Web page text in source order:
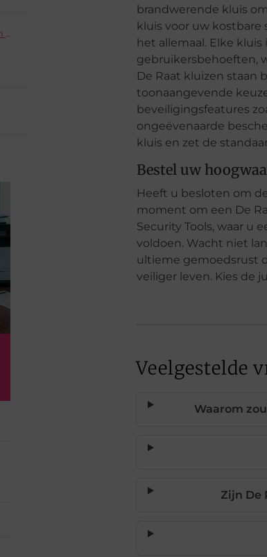
brandwerende kluis
kluis voor uw kostbare
het allemaal. Elke
gebruikersbehoeften,
De Raat kluizen staan
toonaangevende
beveiligingsfeatures
ongeëvenaarde
kluis en zet de
Bestel uw
Heeft u besloten om
moment om een De
Security Tools, waar u
voldoen. Wacht niet
ultieme gemoedsrust
veiliger leven. Kies de
Veelgestelde
Waarom
Zijn De